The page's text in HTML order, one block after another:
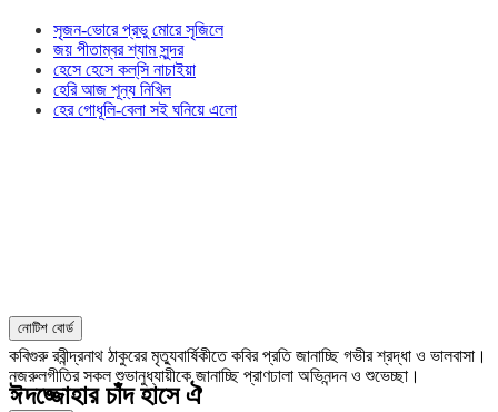
সৃজন-ভোরে প্রভু মোরে সৃজিলে
জয় পীতাম্বর শ্যাম সুন্দর
হেসে হেসে কল্‌সি নাচাইয়া
হেরি আজ শূন্য নিখিল
হের গোধূলি-বেলা সই ঘনিয়ে এলো
নোটিশ বোর্ড
কবিগুরু রবীন্দ্রনাথ ঠাকুরের মৃত্যুবার্ষিকীতে কবির প্রতি জানাচ্ছি গভীর শ্রদ্ধা ও ভালবাসা।
নজরুলগীতির সকল শুভানুধ্যায়ীকে জানাচ্ছি প্রাণঢালা অভিনন্দন ও শুভেচ্ছা।
ঈদজ্জোহার চাঁদ হাসে ঐ